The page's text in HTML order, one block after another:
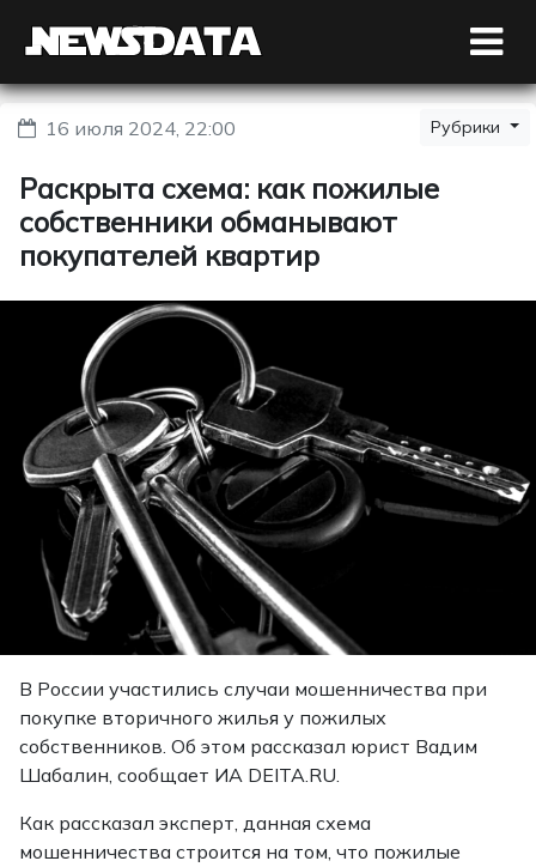
16 июля 2024, 22:00 Рубрики
Раскрыта схема: как пожилые
собственники обманывают
покупателей квартир
В России участились случаи мошенничества при
покупке вторичного жилья у пожилых
собственников. Об этом рассказал юрист Вадим
Шабалин, сообщает ИА DEITA.RU.
Как рассказал эксперт, данная схема
мошенничества строится на том, что пожилые